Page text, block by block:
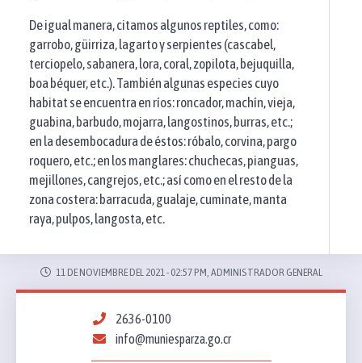
De igual manera, citamos algunos reptiles, como:
garrobo, güirriza, lagarto y serpientes (cascabel,
terciopelo, sabanera, lora, coral, zopilota, bejuquilla,
boa béquer, etc.). También algunas especies cuyo
habitat se encuentra en ríos: roncador, machín, vieja,
guabina, barbudo, mojarra, langostinos, burras, etc.;
en la desembocadura de éstos: róbalo, corvina, pargo
roquero, etc.; en los manglares: chuchecas, pianguas,
mejillones, cangrejos, etc.; así como en el resto de la
zona costera: barracuda, gualaje, cuminate, manta
raya, pulpos, langosta, etc.
11 DE NOVIEMBRE DEL 2021 - 02:57 PM, ADMINISTRADOR GENERAL
2636-0100
info@muniesparza.go.cr